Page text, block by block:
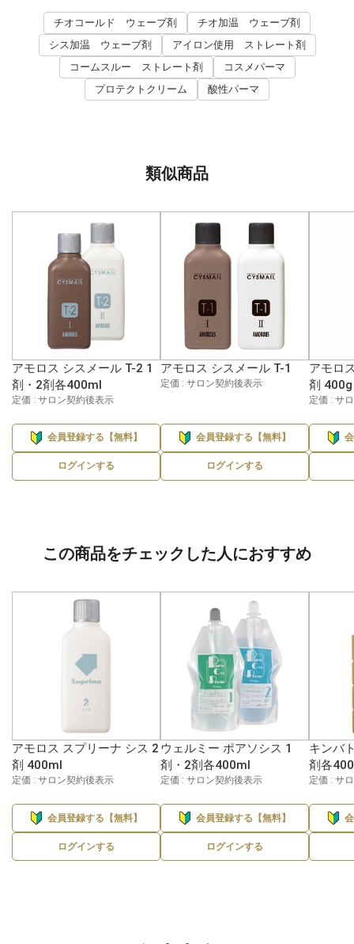
チオコールド ウェーブ剤
チオ加温 ウェーブ剤
シス加温 ウェーブ剤
アイロン使用 ストレート剤
コームスルー ストレート剤
コスメパーマ
プロテクトクリーム
酸性パーマ
類似商品
アモロス シスメール T-2 1
剤・2剤各400ml
定価 : サロン契約後表示
会員登録する【無料】
ログインする
アモロス シスメール T-1
定価 : サロン契約後表示
会員登録する【無料】
ログインする
アモロ
剤 400g
定価 : サ
この商品をチェックした人におすすめ
アモロス スプリーナ シス 2
剤 400ml
定価 : サロン契約後表示
会員登録する【無料】
ログインする
ウェルミー ポアソシス 1
剤・2剤各400ml
定価 : サロン契約後表示
会員登録する【無料】
ログインする
キンバ
剤各
定価 : サ